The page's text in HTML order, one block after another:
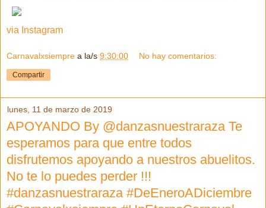
via Instagram
Carnavalxsiempre a la/s 9:30:00 No hay comentarios:
Compartir
lunes, 11 de marzo de 2019
APOYANDO By @danzasnuestraraza Te
esperamos para que entre todos
disfrutemos apoyando a nuestros abuelitos.
No te lo puedes perder !!!
#danzasnuestraraza #DeEneroADiciembre